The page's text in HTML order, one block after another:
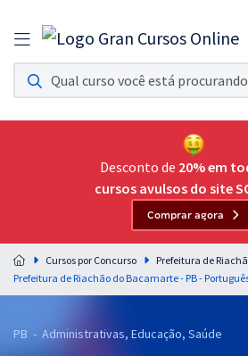
Assinatura Ilimitada 11
Acesso a todos os cursos. Teste grátis por 7 dias!
Assinatura OAB Até Passar
Acesso ilimitado a toda preparação para o Exame
Residências Multiprofissionais
Preparação completa e intensiva para as
residências em saúde do Brasil
Desconto de 20% em
cursos avulsos do site
Comprar agora
Cursos por Concurso
Prefeitura de
PB - Administrativas, Educação, Saúde